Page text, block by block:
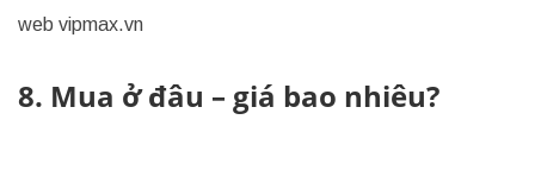
web vipmax.vn
8. Mua ở đâu – giá bao nhiêu?